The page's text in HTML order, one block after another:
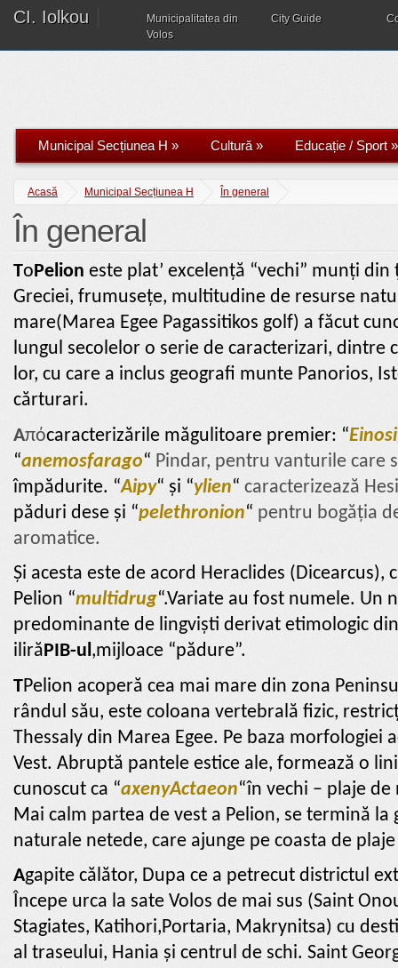
CI. Iolkou
Municipalitatea din
Volos
City Guide
Municipal Secțiunea H » Cultură» Educație / Sport »
Acasă Municipal Secțiunea H În general
În general
TοPelion este plat’ excelență “vechi” munți
Greciei, frumusețe, multitudine de resurse
mare(Marea Egee Pagassitikos golf) a făcut
lungul secolelor o serie de caracterizari, dintre
lor, cu care a inclus geografi munte Panorios,
cărturari.
Aπόcaracterizările măgulitoare premier: “
“anemosfarago“ Pindar, pentru vanturile care
împădurite. “Aipy“ și “ylien“ caracterizează
păduri dese și “pelethronion“ pentru bogăția
aromatice.
Și acesta este de acord Heraclides (Dicearcus),
Pelion “multidrug“.Variate au fost numele. Un
predominante de lingviști derivat etimologic
iliră PIB-ul ,mijloace “pădure”.
TPelion acoperă cea mai mare din zona
rândul său, este coloana vertebrală fizic,
Thessaly din Marea Egee. Pe baza morfologiei
Vest. Abruptă pantele estice ale, formează o
cunoscut ca “axenyActaeon“în vechi – plaje
Mai calm partea de vest a Pelion, se termină la
naturale netede, care ajunge pe coasta de
Agapite călător, Dupa ce a petrecut districtul
Începe urca la sate Volos de mai sus (Saint
Stagiates, Katihori,Portaria, Makrynitsa) cu
al traseului, Hania și centrul de schi. Saint